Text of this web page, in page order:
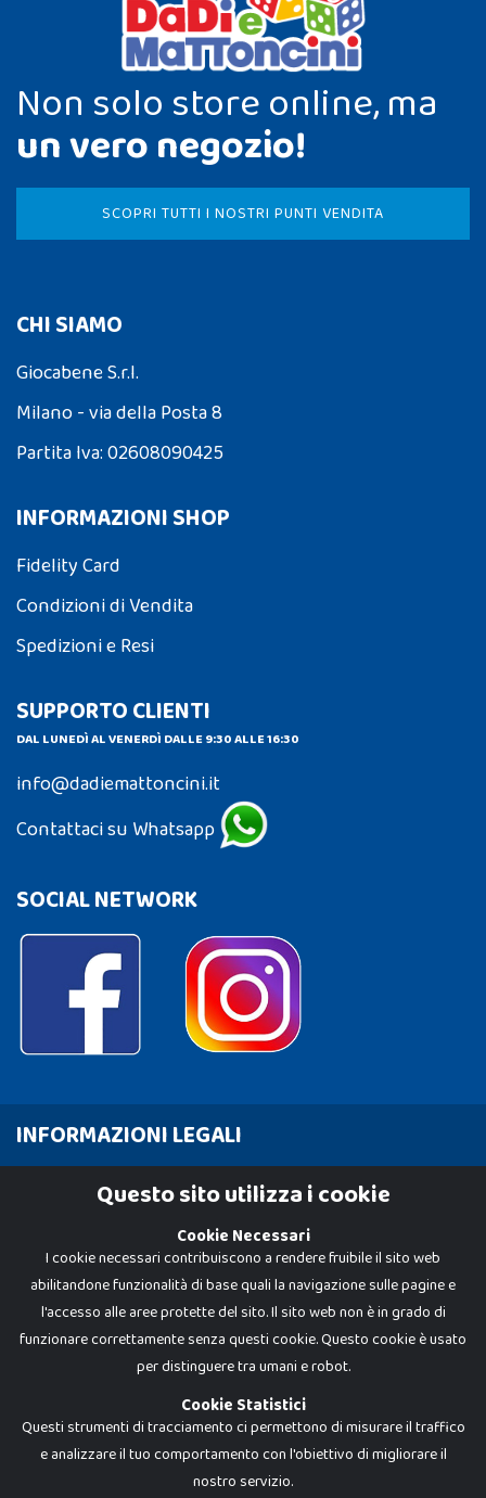
Non solo store online, ma
un vero negozio!
SCOPRI TUTTI I NOSTRI PUNTI VENDITA
CHI SIAMO
Giocabene S.r.l.
Milano - via della Posta 8
Partita Iva: 02608090425
INFORMAZIONI SHOP
Fidelity Card
Condizioni di Vendita
Spedizioni e Resi
SUPPORTO CLIENTI
DAL LUNEDÌ AL VENERDÌ DALLE 9:30 ALLE 16:30
info@dadiemattoncini.it
Contattaci su Whatsapp
SOCIAL NETWORK
INFORMAZIONI LEGALI
Cookie Policy
Dadi e Mattoncini è un brand di Giocabene Srl. Ogni riproduzione o utilizzo non
Questo sito utilizza i cookie
Cookie Necessari
I cookie necessari contribuiscono a rendere fruibile il sito web
abilitandone funzionalità di base quali la navigazione sulle pagine e
l'accesso alle aree protette del sito. Il sito web non è in grado di
funzionare correttamente senza questi cookie. Questo cookie è usato
per distinguere tra umani e robot.
Cookie Statistici
Questi strumenti di tracciamento ci permettono di misurare il traffico
e analizzare il tuo comportamento con l'obiettivo di migliorare il
nostro servizio.